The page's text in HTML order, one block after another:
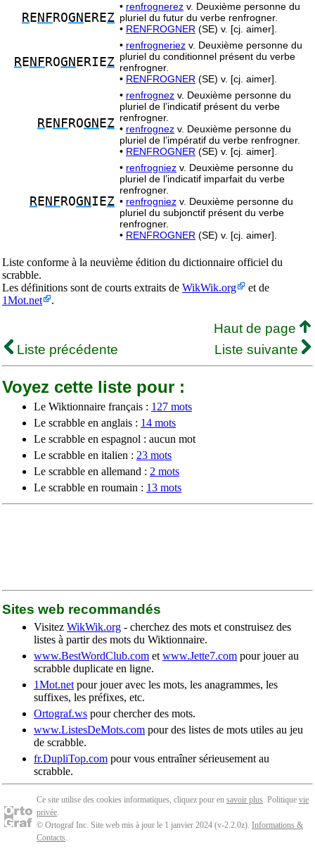
RE NF ROGN EREZ
• renfrognerez v. Deuxième personne du
pluriel du futur du verbe renfrogner.
• RENFROGNER (SE) v. [cj. aimer].
RE NF ROGN ERIEZ
• renfrogneriez v. Deuxième personne du
pluriel du conditionnel présent du verbe
renfrogner.
• RENFROGNER (SE) v. [cj. aimer].
RE NF ROGN EZ
• renfrognez v. Deuxième personne du
pluriel de l’indicatif présent du verbe
renfrogner.
• renfrognez v. Deuxième personne du
pluriel de l’impératif du verbe renfrogner.
• RENFROGNER (SE) v. [cj. aimer].
RE NF ROGN IEZ
• renfrogniez v. Deuxième personne du
pluriel de l’indicatif imparfait du verbe
renfrogner.
• renfrogniez v. Deuxième personne du
pluriel du subjonctif présent du verbe
renfrogner.
• RENFROGNER (SE) v. [cj. aimer].
Liste conforme à la neuvième édition du dictionnaire officiel du
scrabble.
Les définitions sont de courts extraits de WikWik.org
et de
1Mot.net
.
Haut de page
Liste précédente
Liste suivante
Voyez cette liste pour :
Le Wiktionnaire français : 127 mots
Le scrabble en anglais : 14 mots
Le scrabble en espagnol : aucun mot
Le scrabble en italien : 23 mots
Le scrabble en allemand : 2 mots
Le scrabble en roumain : 13 mots
Sites web recommandés
Visitez WikWik.org - cherchez des mots et construisez des
listes à partir des mots du Wiktionnaire.
www.BestWordClub.com et www.Jette7.com pour jouer au
scrabble duplicate en ligne.
1Mot.net pour jouer avec les mots, les anagrammes, les
suffixes, les préfixes, etc.
Ortograf.ws pour chercher des mots.
www.ListesDeMots.com pour des listes de mots utiles au jeu
de scrabble.
fr.DupliTop.com pour vous entraîner sérieusement au
scrabble.
Ce site utilise des cookies informatiques, cliquez pour en savoir plus. Politique vie
privée.
© Ortograf Inc. Site web mis à jour le 1 janvier 2024 (v-2.2.0z). Informations &
Contacts.